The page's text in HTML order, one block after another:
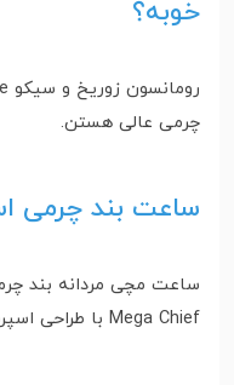
خوبه؟
چرمی عالی هستن.
ساعت بند چرمی
Mega Chief با طراحی اسپرت و بند چرمی جذابن.